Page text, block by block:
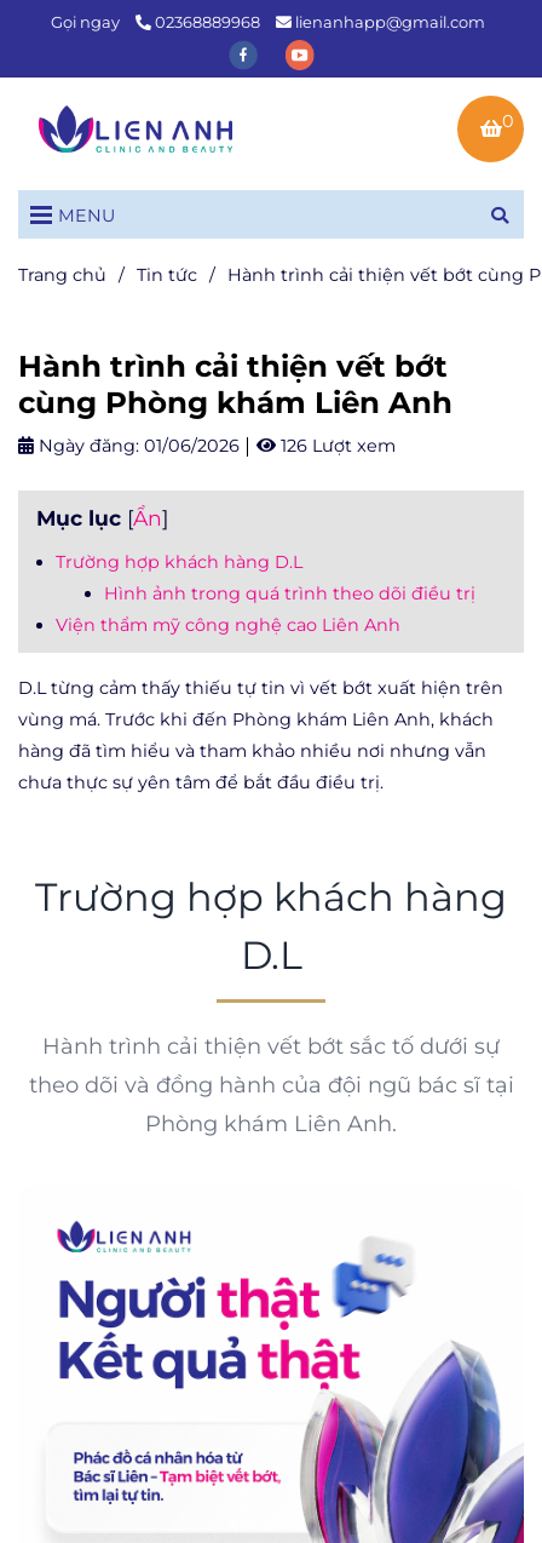
Gọi ngay 02368889968 lienanhapp@gmail.com
0
MENU
Trang chủ / Tin tức / Hành trình cải thiện vết bớt cùng
Hành trình cải thiện vết bớt
cùng Phòng khám Liên Anh
Ngày đăng: 01/06/2026 126 Lượt xem
Mục lục [Ẩn]
Trường hợp khách hàng D.L
Hình ảnh trong quá trình theo dõi điều trị
Viện thẩm mỹ công nghệ cao Liên Anh
D.L từng cảm thấy thiếu tự tin vì vết bớt xuất hiện trên
vùng má. Trước khi đến Phòng khám Liên Anh, khách
hàng đã tìm hiểu và tham khảo nhiều nơi nhưng vẫn
chưa thực sự yên tâm để bắt đầu điều trị.
Trường hợp khách hàng
D.L
Hành trình cải thiện vết bớt sắc tố dưới sự
theo dõi và đồng hành của đội ngũ bác sĩ tại
Phòng khám Liên Anh.